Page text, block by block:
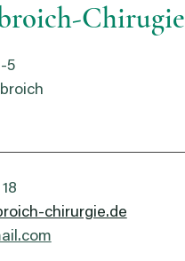
Chirugie
5
chirurgie.de